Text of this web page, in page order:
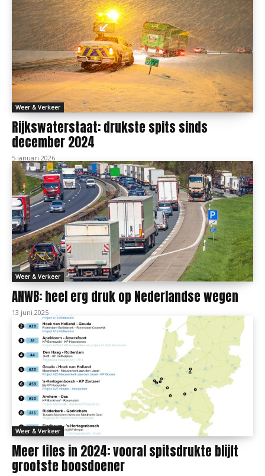
Weer & Verkeer
Rijkswaterstaat: drukste spits sinds
december 2024
5 januari 2026
Weer & Verkeer
ANWB: heel erg druk op Nederlandse wegen
13 juni 2025
Weer & Verkeer
Meer files in 2024: vooral spitsdrukte blijft
grootste boosdoener